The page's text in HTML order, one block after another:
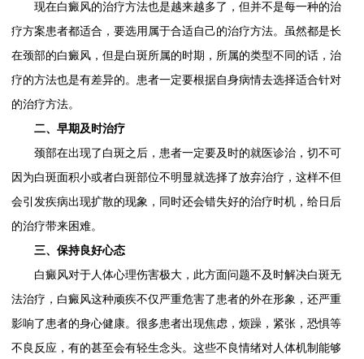
现在白癜风的治疗方法也是越来越多了，但并不是每一种的治
疗方案患者都适合，要选用属于合适自己的治疗方法。虽然都是长
在颈部的白癜风，但是白斑所属的时期，所属的类型不同的话，治
疗的方法也是有差异的。患者一定要根据自身病情去选择适合针对
的治疗方法。
二、早期及时治疗
颈部在出现了白斑之后，患者一定要及时的就医诊治，切不可
因为白斑面积小或者白斑部位不明显就选择了放弃治疗，这样不但
会引发疾病出现扩散的现象，同时还会错失好的治疗时机，给日后
的治疗带来困难。
三、保持良好心态
白癜风对于人体心理伤害极大，此方面问题不及时解决白斑无
法治疗，白癜风这种顽疾不仅严重危害了患者的外在形象，还严重
影响了患者的身心健康。很多患者出现焦虑，烦躁，紧张，恐惧等
不良反应，有的甚至会有轻生念头。这些不良情绪对人体机制能够